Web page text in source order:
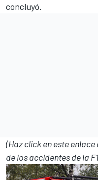
concluyó.
(Haz click en este
de los accidentes de la